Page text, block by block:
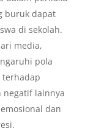
buruk dapat
di sekolah.
media,
pola
terhadap
negatif lainnya
dan